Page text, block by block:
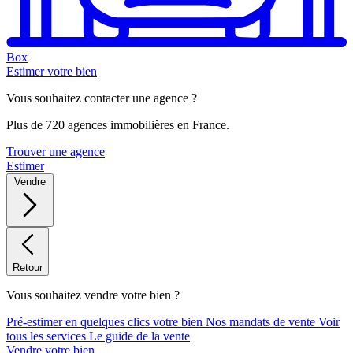
Box
Estimer votre bien
Vous souhaitez contacter une agence ?
Plus de 720 agences immobilières en France.
Trouver une agence
Estimer
Vendre
Retour
Vous souhaitez vendre votre bien ?
Pré-estimer en quelques clics votre bien Nos mandats de vente Voir
tous les services Le guide de la vente
Vendre votre bien